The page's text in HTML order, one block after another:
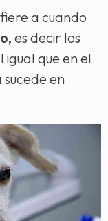
a cuando
es decir los
que en el
en